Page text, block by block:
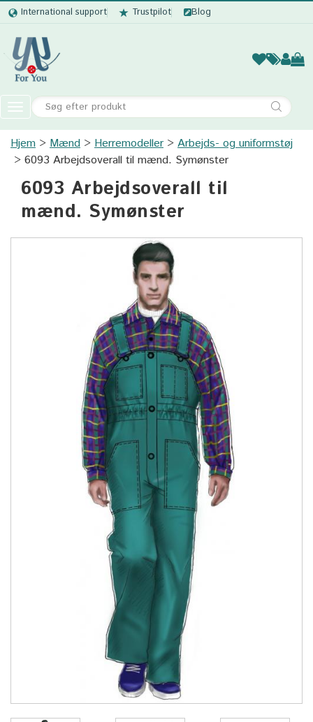
International support Trustpilot Blog
Kvinder
Toggle
navigation
Kvinder
Børn
Hjem Mænd Herremodeller
Arbejds- og uniformstøj
6093 Arbejdsoverall til mænd. Symønster
6093 Arbejdsoverall til
mænd. Symønster